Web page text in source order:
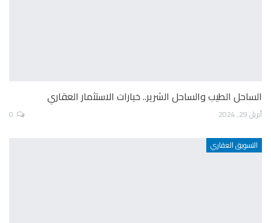
الساحل الطيب والساحل الشرير.. خيارات الاستثمار العقاري
أبريل 29, 2024
التسويق العقاري